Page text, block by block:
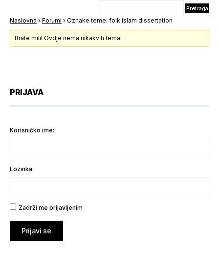
Naslovna › Forumi › Oznake teme: folk islam dissertation
Brate mili! Ovdje nema nikakvih tema!
PRIJAVA
Korisničko ime:
Lozinka:
Zadrži me prijavljenim
Prijavi se